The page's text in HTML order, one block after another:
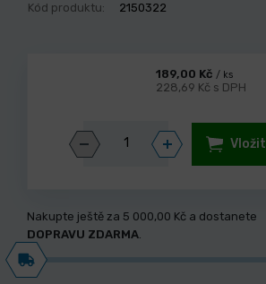
Kód produktu:
2150322
189,00 Kč / ks
228,69 Kč s DPH
Nakupte ještě za 5 000,00 Kč a dostanete
DOPRAVU ZDARMA.